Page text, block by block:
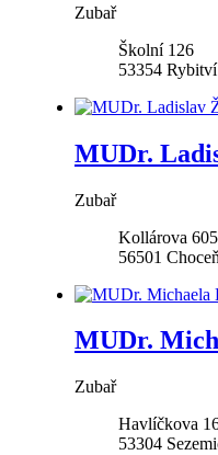
Zubař
Školní 126
53354 Rybitví
MUDr.
Zubař
Kollárova 605
56501 Choceň
MUDr.
Zubař
Havlíčkova
53304